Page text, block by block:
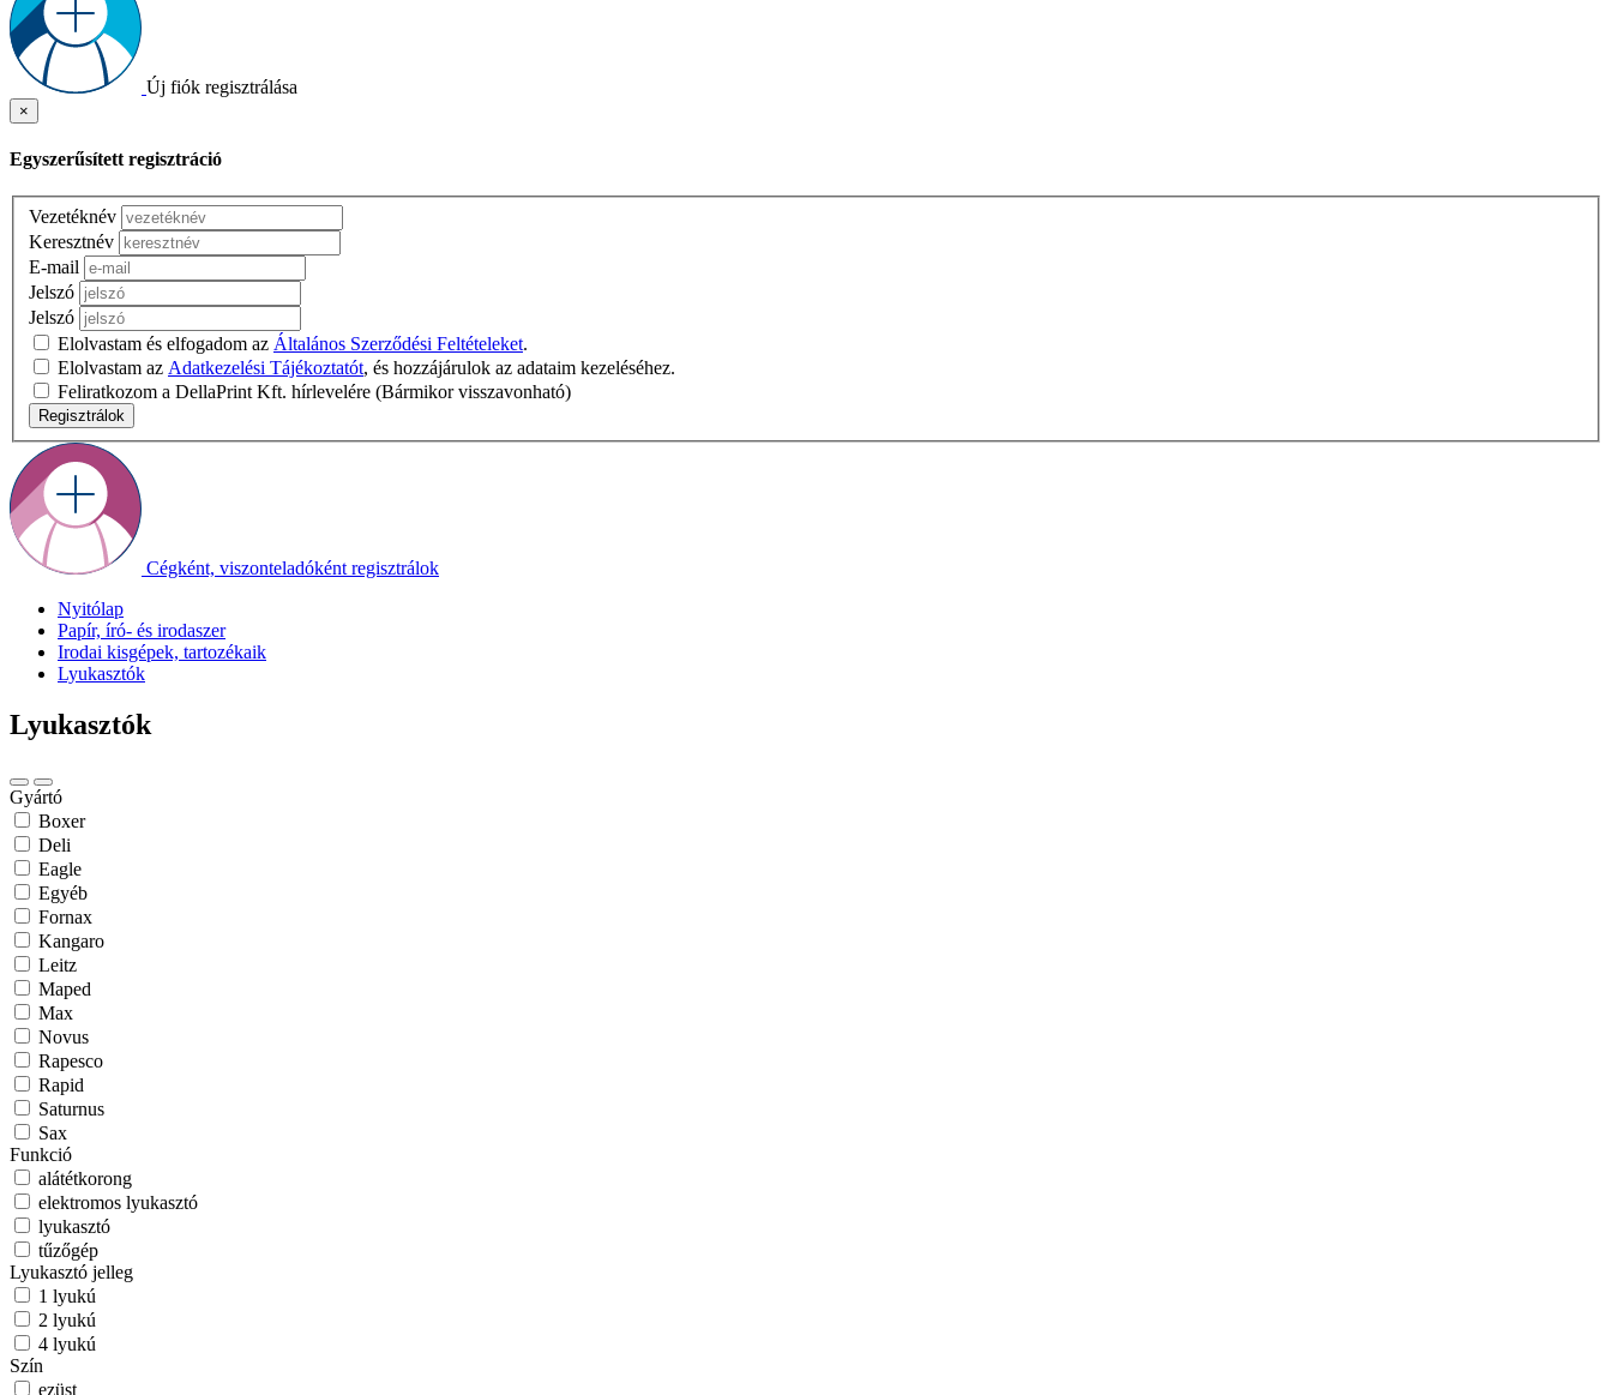
Új fiók regisztrálása
×
Egyszerűsített regisztráció
Vezetéknév
Keresztnév
E-mail
Jelszó
Jelszó
Elolvastam és elfogadom az Általános Szerződési Feltételeket.
Elolvastam az Adatkezelési Tájékoztatót, és hozzájárulok az adataim kezeléséhez.
Feliratkozom a DellaPrint Kft. hírlevelére (Bármikor visszavonható)
Regisztrálok
Cégként, viszonteladóként regisztrálok
Nyitólap
Papír, író- és irodaszer
Irodai kisgépek, tartozékaik
Lyukasztók
Lyukasztók
Gyártó
Boxer
Deli
Eagle
Egyéb
Fornax
Kangaro
Leitz
Maped
Max
Novus
Rapesco
Rapid
Saturnus
Sax
Funkció
alátétkorong
elektromos lyukasztó
lyukasztó
tűzőgép
Lyukasztó jelleg
1 lyukú
2 lyukú
4 lyukú
Szín
ezüst